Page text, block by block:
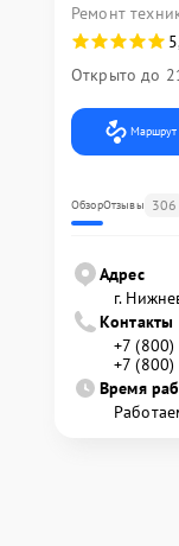
Ремонт
Открыто до
Маршрут
ОбзорОтзывы 306
Адрес
г.
Контакты
+7
+7
Время